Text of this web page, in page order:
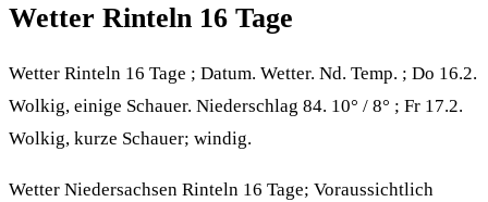
Wetter Rinteln 16 Tage
Wetter Rinteln 16 Tage ; Datum. Wetter. Nd. Temp. ; Do 16.2.
Wolkig, einige Schauer. Niederschlag 84. 10° / 8° ; Fr 17.2.
Wolkig, kurze Schauer; windig.
Wetter Niedersachsen Rinteln 16 Tage; Voraussichtlich